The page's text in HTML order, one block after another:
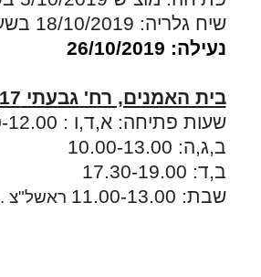
שיח גלריה: 18/10/2019 בשעה 11.00
נעילה: 26/10/2019
בית האמנים, רח' גבעתי 17, ראשל"צ
שעות פתיחה: א,ד,ו : 10.00-12.00
ב,ג,ה: 10.00-13.00
ב,ד: 17.30-19.00
שבת: 11.00-13.00
ראשל"צ .